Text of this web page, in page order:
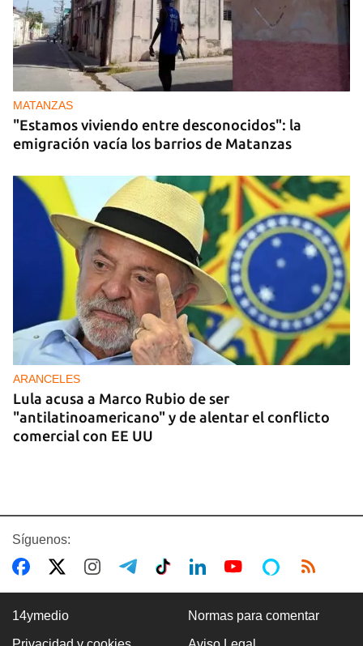
MATANZAS
"Estamos viviendo entre desconocidos": la
emigración vacía los barrios de Matanzas
ARANCELES
Lula acusa a Marco Rubio de ser
"antilatinoamericano" y de alentar el conflicto
comercial con EE UU
Síguenos:
14ymedio Normas para comentar